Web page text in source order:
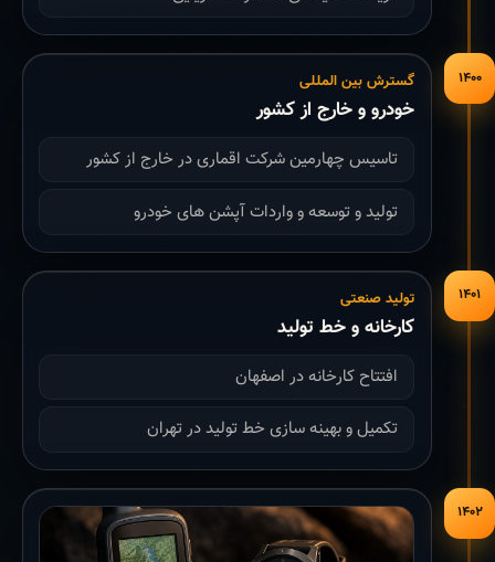
۱۴۰۰ گسترش بین المللی
خودرو و خارج از کشور
تاسیس چهارمین شرکت اقماری در خارج از کشور
تولید و توسعه و واردات آپشن های خودرو
۱۴۰۱ تولید صنعتی
کارخانه و خط تولید
افتتاح کارخانه در اصفهان
تکمیل و بهینه سازی خط تولید در تهران
۱۴۰۲